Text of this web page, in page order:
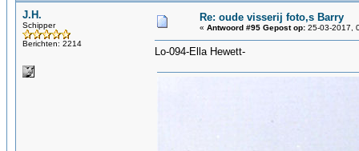
J.H.
Schipper
Berichten: 2214
Re: oude visserij foto,s Barry
« Antwoord #95 Gepost op: 25-03-2017,
Lo-094-Ella Hewett-